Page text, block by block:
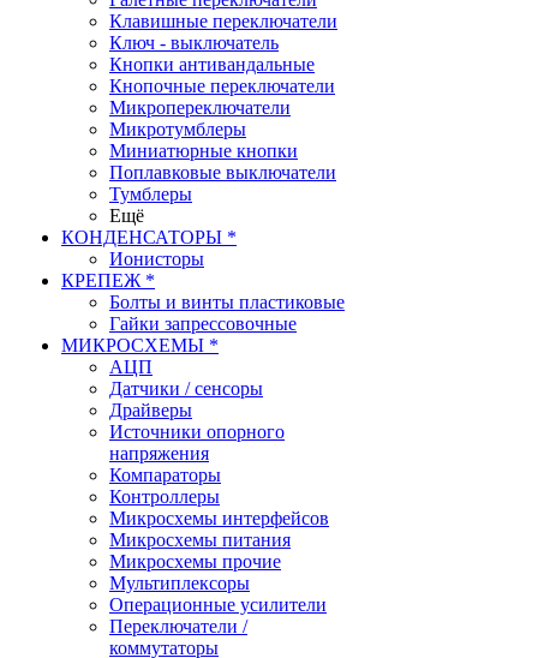
Клавишные переключатели
Ключ - выключатель
Кнопки антивандальные
Кнопочные переключатели
Микропереключатели
Микротумблеры
Миниатюрные кнопки
Поплавковые выключатели
Тумблеры
Ещё
КОНДЕНСАТОРЫ *
Ионисторы
КРЕПЕЖ *
Болты и винты пластиковые
Гайки запрессовочные
МИКРОСХЕМЫ *
АЦП
Датчики / сенсоры
Драйверы
Источники опорного
напряжения
Компараторы
Контроллеры
Микросхемы интерфейсов
Микросхемы питания
Микросхемы прочие
Мультиплексоры
Операционные усилители
Переключатели /
коммутаторы